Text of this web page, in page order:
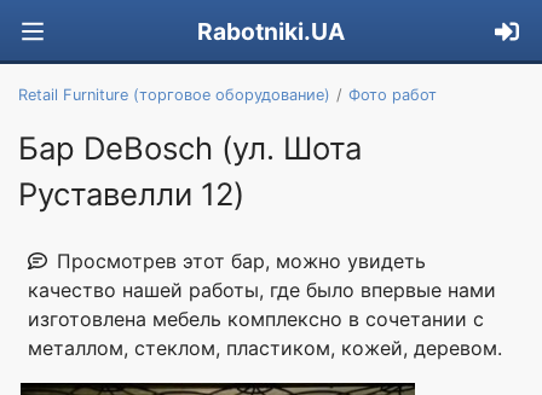
Rabotniki.UA
Retail Furniture (торговое оборудование) Фото работ
Бар DeBosch (ул. Шота
Руставелли 12)
Просмотрев этот бар, можно увидеть
качество нашей работы, где было впервые нами
изготовлена мебель комплексно в сочетании с
металлом, стеклом, пластиком, кожей, деревом.